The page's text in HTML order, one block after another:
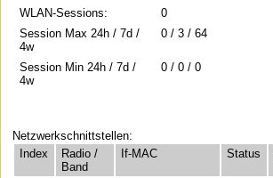
WLAN-Sessions:
0
Session Max 24h / 7d /
4w
0 / 3 / 64
Session Min 24h / 7d /
4w
0 / 0 / 0
Netzwerkschnittstellen:
Index
Radio /
Band
If-MAC Status